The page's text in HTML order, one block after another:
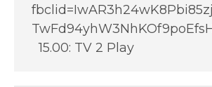
15.00: TV 2 Play